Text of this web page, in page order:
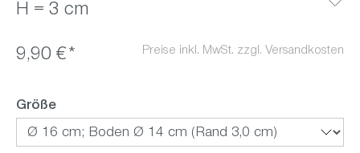
H = 3 cm
9,90 €* Preise inkl. MwSt. zzgl. Versandkosten
Größeauswählen